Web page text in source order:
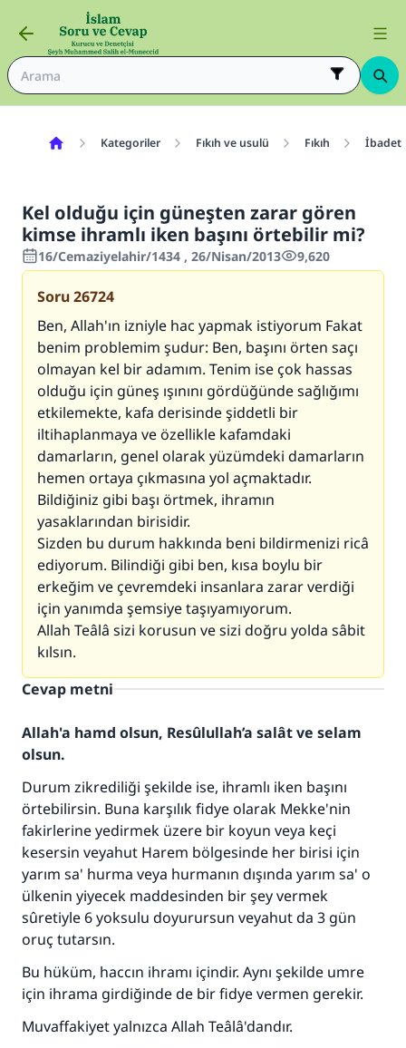
Kategoriler Fıkıh ve usulü Fıkıh
Kel olduğu için güneşten zarar gören
kimse ihramlı iken başını örtebilir mi?
16/Cemaziyelahir/1434 , 26/Nisan/2013 9,620
Soru26724
Ben, Allah'ın izniyle hac yapmak istiyorum Fakat
benim problemim şudur: Ben, başını örten saçı
olmayan kel bir adamım. Tenim ise çok hassas
olduğu için güneş ışınını gördüğünde sağlığımı
etkilemekte, kafa derisinde şiddetli bir
iltihaplanmaya ve özellikle kafamdaki
damarların, genel olarak yüzümdeki damarların
hemen ortaya çıkmasına yol açmaktadır.
Bildiğiniz gibi başı örtmek, ihramın
yasaklarından birisidir.
Sizden bu durum hakkında beni bildirmenizi ricâ
ediyorum. Bilindiği gibi ben, kısa boylu bir
erkeğim ve çevremdeki insanlara zarar verdiği
için yanımda şemsiye taşıyamıyorum.
Allah Teâlâ sizi korusun ve sizi doğru yolda sâbit
kılsın.
Cevap metni
Allah'a hamd olsun, Resûlullah’a salât ve selam
olsun.
Durum zikrediliği şekilde ise, ihramlı iken başını
örtebilirsin. Buna karşılık fidye olarak Mekke'nin
fakirlerine yedirmek üzere bir koyun veya keçi
kesersin veyahut Harem bölgesinde her birisi için
yarım sa' hurma veya hurmanın dışında yarım sa' o
ülkenin yiyecek maddesinden bir şey vermek
sûretiyle 6 yoksulu doyurursun veyahut da 3 gün
oruç tutarsın.
Bu hüküm, haccın ihramı içindir. Aynı şekilde umre
için ihrama girdiğinde de bir fidye vermen gerekir.
Muvaffakiyet yalnızca Allah Teâlâ'dandır.
kurtardı.
Ümmete cevapları ulaştırmak için bizi destekle
Rasulullah ﷺ şöyle dedi:
Her kim bir hayra yol gösterirse , hayrı yapan
kişinin sevabı kadar ona sevap yazılır.
Şimdi katkı yapın!